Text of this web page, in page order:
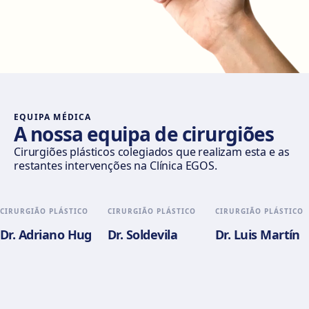
Av. del General Perón, 20, 28020 Madrid
Valencia
Gran Via del Marqués del Túria, 82, L'Eixample, 46005
Alicante
EQUIPA MÉDICA
A nossa equipa de cirurgiões
Cirurgiões plásticos colegiados que realizam esta e as
restantes intervenções na Clínica EGOS.
CIRURGIÃO PLÁSTICO
Dr. Adriano Hug
CIRURGIÃO PLÁSTICO
Dr. Soldevila
CIRURGIÃO PLÁSTICO
Dr. Luis Martín